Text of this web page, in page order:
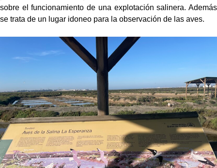
sobre el funcionamiento de una explotación salinera. Además
se trata de un lugar idoneo para la observación de las aves.